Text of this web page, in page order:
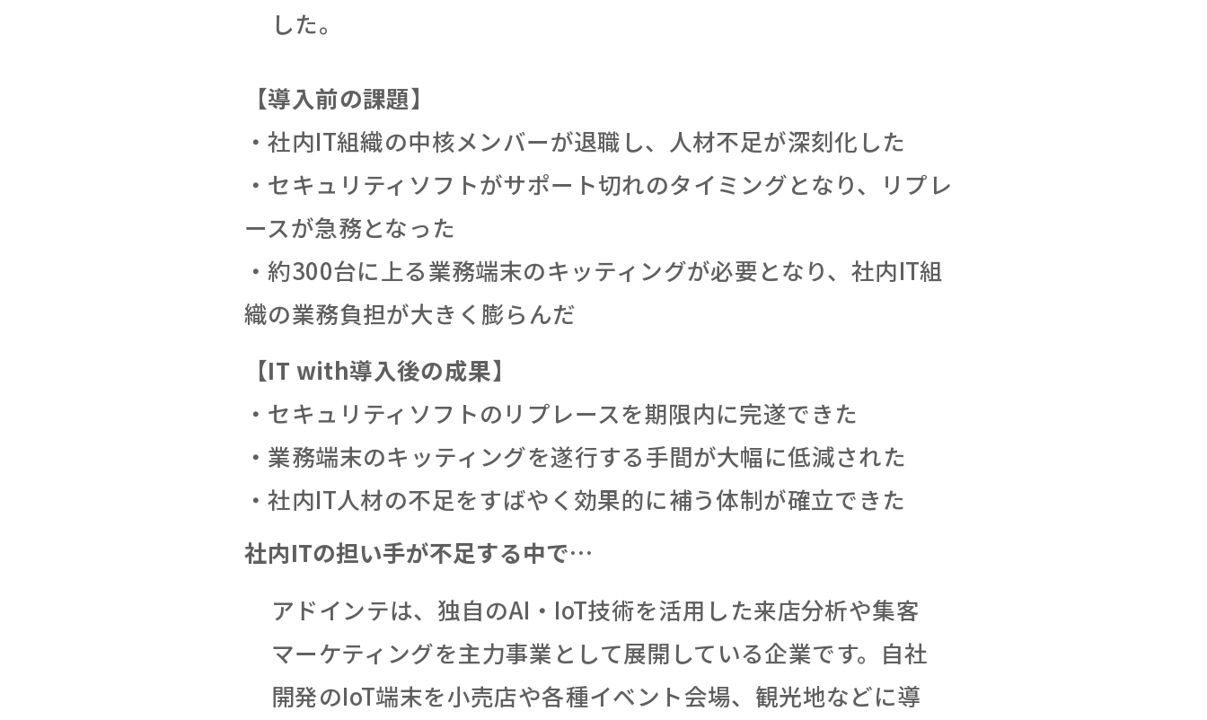
した。
【導入前の課題】
・社内IT組織の中核メンバーが退職し、人材不足が深刻化した
・セキュリティソフトがサポート切れのタイミングとなり、リプレ
ースが急務となった
・約300台に上る業務端末のキッティングが必要となり、社内IT組
織の業務負担が大きく膨らんだ
【IT with導入後の成果】
・セキュリティソフトのリプレースを期限内に完遂できた
・業務端末のキッティングを遂行する手間が大幅に低減された
・社内IT人材の不足をすばやく効果的に補う体制が確立できた
社内ITの担い手が不足する中で…
アドインテは、独自のAI・IoT技術を活用した来店分析や集客
マーケティングを主力事業として展開している企業です。自社
開発のIoT端末を小売店や各種イベント会場、観光地などに導